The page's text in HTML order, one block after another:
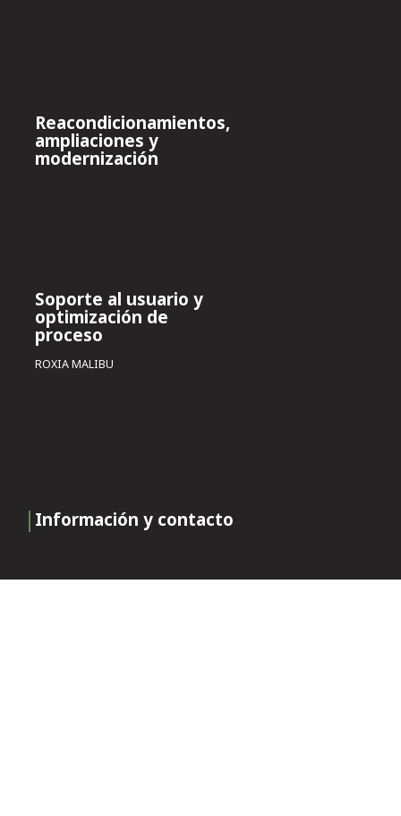
Reacondicionamientos,
ampliaciones y
modernización
Soporte al usuario y
optimización de
proceso
ROXIA MALIBU
Información y contacto